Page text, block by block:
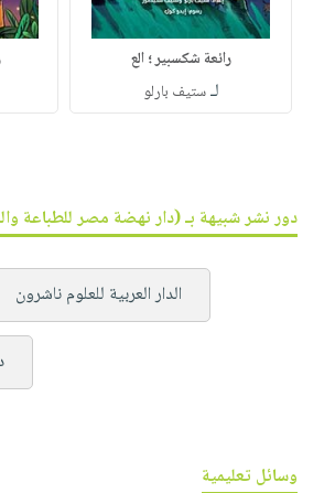
رائعة شكسبير ؛ الع
لـستيف بارلو
دور نشر شبيهة بـ (دار نهضة مصر للطباعة
الدار العربية للعلوم ناشرون
وسائل تعليمية